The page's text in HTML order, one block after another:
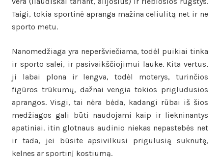
Taigi, tokia sportinė apranga mažina celiulitą net ir ne
sporto metu.
Nanomedžiaga yra neperšviečiama, todėl puikiai tinka
ir sporto salei, ir pasivaikščiojimui lauke. Kita vertus,
ji labai plona ir lengva, todėl moterys, turinčios
figūros trūkumų, dažnai vengia tokios prigludusios
aprangos. Visgi, tai nėra bėda, kadangi rūbai iš šios
medžiagos gali būti naudojami kaip ir liekninantys
apatiniai. itin glotnaus audinio niekas nepastebės net
ir tada, jei būsite apsivilkusi prigulusią suknutę,
kelnes ar sportinį kostiumą.